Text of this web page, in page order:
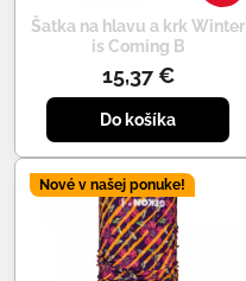
Šatka na hlavu a krk Winter
is Coming B
15,37 €
Do košíka
Nové v našej ponuke!